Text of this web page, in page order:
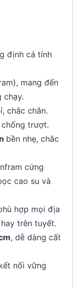
định cá tính
mang đến
chạy.
chắc chắn.
chống trượt.
bền nhẹ, chắc
cứng
cao su và
hợp mọi địa
trên tuyết.
, dễ dàng cất
nối vững